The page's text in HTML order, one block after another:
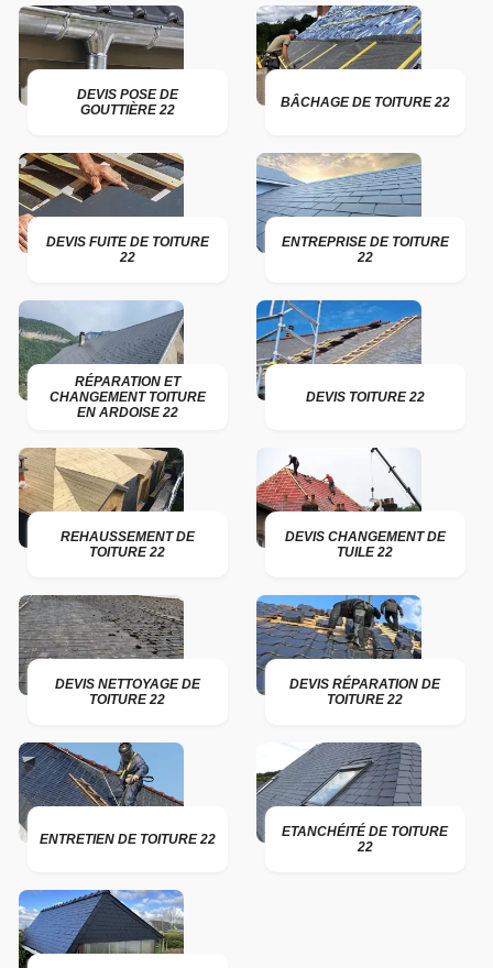
DEVIS POSE DE
GOUTTIÈRE 22
BÂCHAGE DE TOITURE 22
DEVIS FUITE DE TOITURE
22
ENTREPRISE DE TOITURE
22
RÉPARATION ET
CHANGEMENT TOITURE
EN ARDOISE 22
DEVIS TOITURE 22
REHAUSSEMENT DE
TOITURE 22
DEVIS CHANGEMENT DE
TUILE 22
DEVIS NETTOYAGE DE
TOITURE 22
DEVIS RÉPARATION DE
TOITURE 22
ENTRETIEN DE TOITURE 22
ETANCHÉITÉ DE TOITURE
22